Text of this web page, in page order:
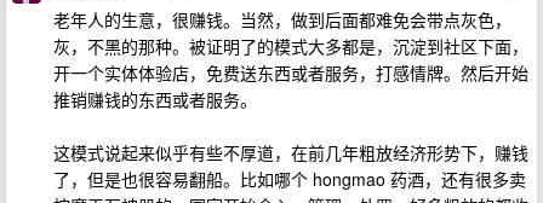
老年人的生意，很赚钱。当然，做到后面都难免会带点灰色，
灰，不黑的那种。被证明了的模式大多都是，沉淀到社区下面，
开一个实体体验店，免费送东西或者服务，打感情牌。然后开始
推销赚钱的东西或者服务。
这模式说起来似乎有些不厚道，在前几年粗放经济形势下，赚钱
了，但是也很容易翻船。比如哪个 hongmao 药酒，还有很多卖